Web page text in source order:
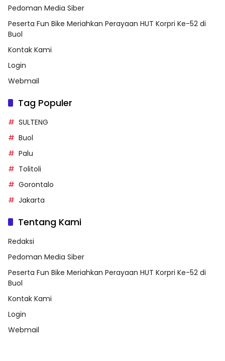
Pedoman Media Siber
Peserta Fun Bike Meriahkan Perayaan HUT Korpri Ke-52 di
Buol
Kontak Kami
Login
Webmail
Tag Populer
SULTENG
Buol
Palu
Tolitoli
Gorontalo
Jakarta
Tentang Kami
Redaksi
Pedoman Media Siber
Peserta Fun Bike Meriahkan Perayaan HUT Korpri Ke-52 di
Buol
Kontak Kami
Login
Webmail